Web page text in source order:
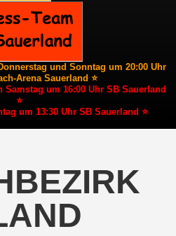
und Sonntag um 20:00 Uhr
Arena Sauerland ⭐
Samstag um 16:00 Uhr SB Sauerland
⭐
um 13:30 Uhr SB Sauerland ⭐